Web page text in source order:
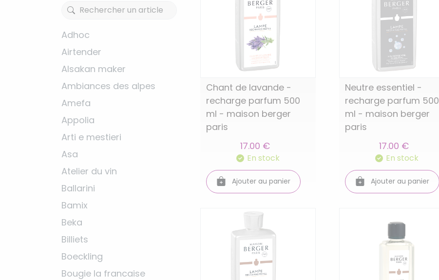
Adhoc
Airtender
Alsakan maker
Ambiances des alpes
Amefa
Appolia
Arti e mestieri
Asa
Atelier du vin
Ballarini
Bamix
Beka
Billiets
Boeckling
Bougie la francaise
Chant de lavande -
recharge parfum 500
ml - maison berger
paris
17.00 €
En stock
Ajouter au panier
Neutre essentiel -
recharge parfum 500
ml - maison berger
paris
17.00 €
En stock
Ajouter au panier